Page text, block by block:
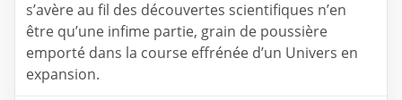
s’avère au fil des découvertes scientifiques n’en
être qu’une infime partie, grain de poussière
emporté dans la course effrénée d’un Univers en
expansion.